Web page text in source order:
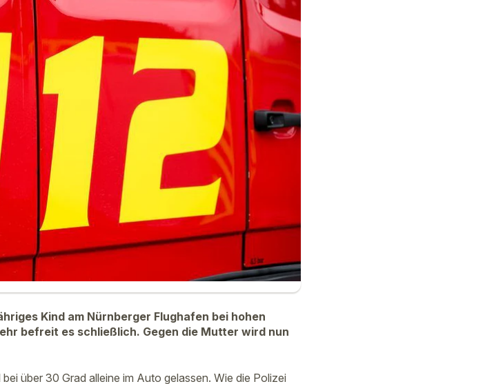
Kind am Nürnberger Flughafen bei hohen
befreit es schließlich. Gegen die Mutter wird nun
über 30 Grad alleine im Auto gelassen. Wie die Polizei